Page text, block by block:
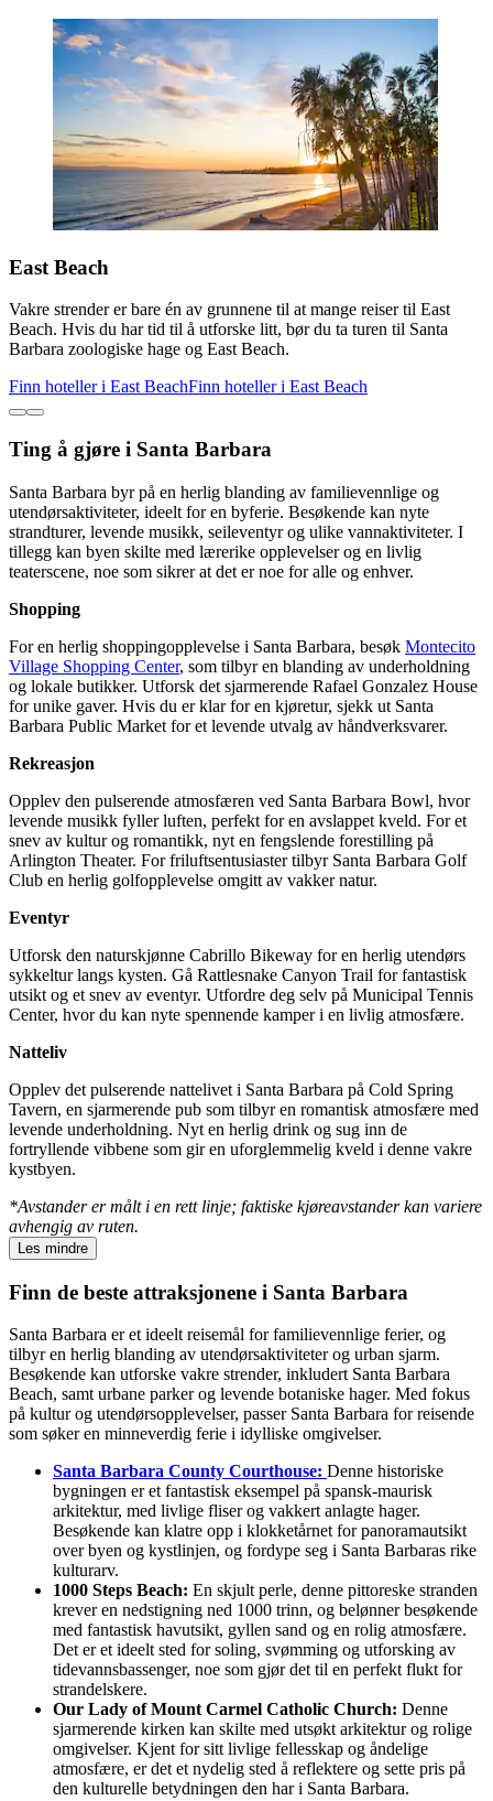
East Beach
Vakre strender er bare én av grunnene til at mange reiser til East
Beach. Hvis du har tid til å utforske litt, bør du ta turen til Santa
Barbara zoologiske hage og East Beach.
Finn hoteller i East BeachFinn hoteller i East Beach
Ting å gjøre i Santa Barbara
Santa Barbara byr på en herlig blanding av familievennlige og
utendørsaktiviteter, ideelt for en byferie. Besøkende kan nyte
strandturer, levende musikk, seileventyr og ulike vannaktiviteter. I
tillegg kan byen skilte med lærerike opplevelser og en livlig
teaterscene, noe som sikrer at det er noe for alle og enhver.
Shopping
For en herlig shoppingopplevelse i Santa Barbara, besøk Montecito
Village Shopping Center, som tilbyr en blanding av underholdning
og lokale butikker. Utforsk det sjarmerende Rafael Gonzalez House
for unike gaver. Hvis du er klar for en kjøretur, sjekk ut Santa
Barbara Public Market for et levende utvalg av håndverksvarer.
Rekreasjon
Opplev den pulserende atmosfæren ved Santa Barbara Bowl, hvor
levende musikk fyller luften, perfekt for en avslappet kveld. For et
snev av kultur og romantikk, nyt en fengslende forestilling på
Arlington Theater. For friluftsentusiaster tilbyr Santa Barbara Golf
Club en herlig golfopplevelse omgitt av vakker natur.
Eventyr
Utforsk den naturskjønne Cabrillo Bikeway for en herlig utendørs
sykkeltur langs kysten. Gå Rattlesnake Canyon Trail for fantastisk
utsikt og et snev av eventyr. Utfordre deg selv på Municipal Tennis
Center, hvor du kan nyte spennende kamper i en livlig atmosfære.
Natteliv
Opplev det pulserende nattelivet i Santa Barbara på Cold Spring
Tavern, en sjarmerende pub som tilbyr en romantisk atmosfære med
levende underholdning. Nyt en herlig drink og sug inn de
fortryllende vibbene som gir en uforglemmelig kveld i denne vakre
kystbyen.
*Avstander er målt i en rett linje; faktiske kjøreavstander kan variere
avhengig av ruten.
Les mindre
Finn de beste attraksjonene i Santa Barbara
Santa Barbara er et ideelt reisemål for familievennlige ferier, og
tilbyr en herlig blanding av utendørsaktiviteter og urban sjarm.
Besøkende kan utforske vakre strender, inkludert Santa Barbara
Beach, samt urbane parker og levende botaniske hager. Med fokus
på kultur og utendørsopplevelser, passer Santa Barbara for reisende
som søker en minneverdig ferie i idylliske omgivelser.
Santa Barbara County Courthouse: Denne historiske
bygningen er et fantastisk eksempel på spansk-maurisk
arkitektur, med livlige fliser og vakkert anlagte hager.
Besøkende kan klatre opp i klokketårnet for panoramautsikt
over byen og kystlinjen, og fordype seg i Santa Barbaras rike
kulturarv.
1000 Steps Beach: En skjult perle, denne pittoreske stranden
krever en nedstigning ned 1000 trinn, og belønner besøkende
med fantastisk havutsikt, gyllen sand og en rolig atmosfære.
Det er et ideelt sted for soling, svømming og utforsking av
tidevannsbassenger, noe som gjør det til en perfekt flukt for
strandelskere.
Our Lady of Mount Carmel Catholic Church: Denne
sjarmerende kirken kan skilte med utsøkt arkitektur og rolige
omgivelser. Kjent for sitt livlige fellesskap og åndelige
atmosfære, er det et nydelig sted å reflektere og sette pris på
den kulturelle betydningen den har i Santa Barbara.